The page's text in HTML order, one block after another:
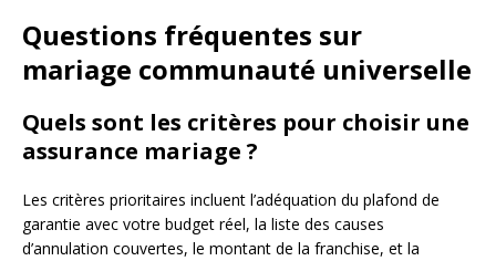
Questions fréquentes sur
mariage communauté universelle
Quels sont les critères pour choisir une
assurance mariage ?
Les critères prioritaires incluent l’adéquation du plafond de
garantie avec votre budget réel, la liste des causes
d’annulation couvertes, le montant de la franchise, et la